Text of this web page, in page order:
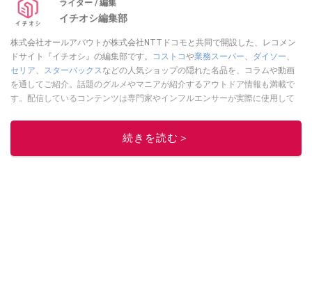
ライター / 編集
イチオシ編集部
株式会社オールアバウトが株式会社NTTドコモと共同で開設した、レコメン
ドサイト『イチオシ』の編集部です。
コストコや業務スーパー、 ダイソー、
セリア、 スターバックスなどの人気ショップの隠れた名品を、コラムや動画
を通してご紹介。話題のグルメやマニアが紹介するアウトドア情報も満載で
す。配信しているコンテンツは専門家やインフルエンサーが実際に使用して
ニュースでフォロー
続きを読む＞